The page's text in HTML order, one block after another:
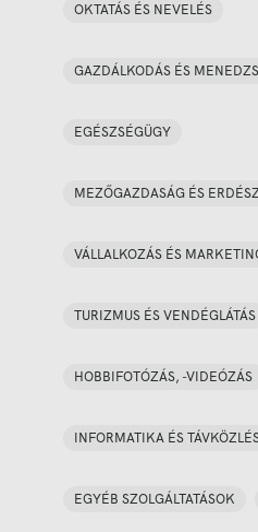
OKTATÁS ÉS NEVELÉS
GAZDÁLKODÁS ÉS
EGÉSZSÉGÜGY
MEZŐGAZDASÁG ÉS
VÁLLALKOZÁS ÉS
TURIZMUS ÉS VENDÉGLÁTÁS
HOBBIFOTÓZÁS, -VIDEÓZÁS
INFORMATIKA ÉS
EGYÉB SZOLGÁLTATÁSOK